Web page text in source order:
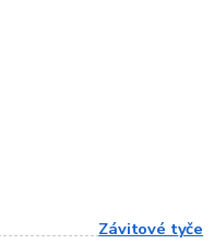
Závitové tyče